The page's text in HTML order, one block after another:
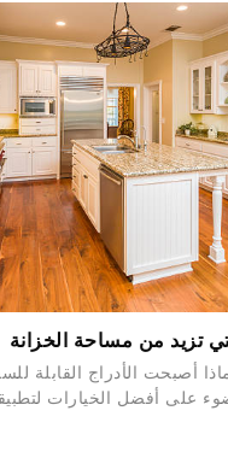
تزيد من مساحة الخزانة
أصبحت الأدراج القابلة
على أفضل الخيارات